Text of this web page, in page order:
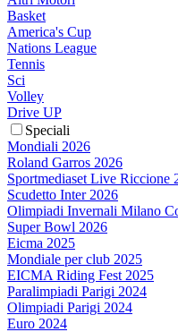
Basket
America's Cup
Nations League
Tennis
Sci
Volley
Drive UP
Speciali
Mondiali 2026
Roland Garros 2026
Sportmediaset Live Riccione
Scudetto Inter 2026
Olimpiadi Invernali Milano
Super Bowl 2026
Eicma 2025
Mondiale per club 2025
EICMA Riding Fest 2025
Paralimpiadi Parigi 2024
Olimpiadi Parigi 2024
Euro 2024